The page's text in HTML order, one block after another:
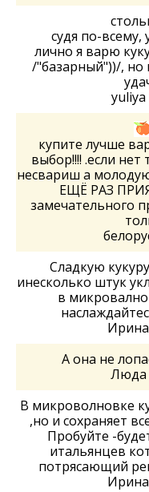
судя по-всему,
лично я варю
/"базарный"))/, но
yuliya
купите лучше
выбор!!!! .если
несвариш а
ЕЩЁ РАЗ
замечательного
Сладкую
инесколько штук
в
Ирина
А она не
Люда
В микроволновке
,но и сохраняет
Пробуйте -
итальянцев
потрясающий
Ирина